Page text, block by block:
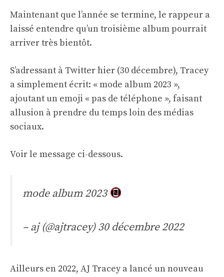
Maintenant que l’année se termine, le rappeur a
laissé entendre qu’un troisième album pourrait
arriver très bientôt.
S’adressant à Twitter hier (30 décembre), Tracey
a simplement écrit: « mode album 2023 »,
ajoutant un emoji « pas de téléphone », faisant
allusion à prendre du temps loin des médias
sociaux.
Voir le message ci-dessous.
mode album 2023
– aj (@ajtracey)30 décembre 2022
Ailleurs en 2022, AJ Tracey a lancé un nouveau